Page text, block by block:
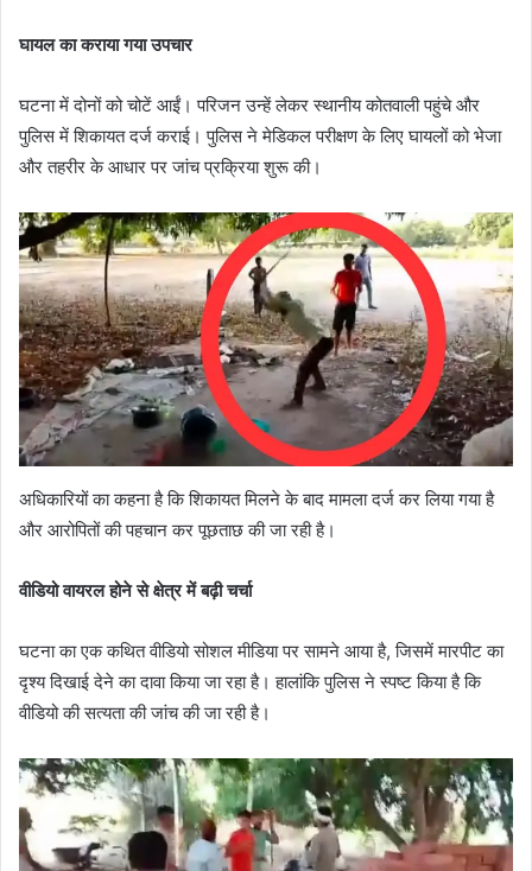
घायल का कराया गया उपचार
घटना में दोनों को चोटें आईं। परिजन उन्हें लेकर स्थानीय कोतवाली पहुंचे और
पुलिस में शिकायत दर्ज कराई। पुलिस ने मेडिकल परीक्षण के लिए घायलों को भेजा
और तहरीर के आधार पर जांच प्रक्रिया शुरू की।
अधिकारियों का कहना है कि शिकायत मिलने के बाद मामला दर्ज कर लिया गया है
और आरोपितों की पहचान कर पूछताछ की जा रही है।
वीडियो वायरल होने से क्षेत्र में बढ़ी चर्चा
घटना का एक कथित वीडियो सोशल मीडिया पर सामने आया है, जिसमें मारपीट का
दृश्य दिखाई देने का दावा किया जा रहा है। हालांकि पुलिस ने स्पष्ट किया है कि
वीडियो की सत्यता की जांच की जा रही है।